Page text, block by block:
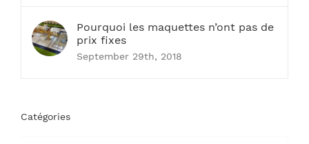
Pourquoi les maquettes n’ont pas de
prix fixes
September 29th, 2018
Catégories